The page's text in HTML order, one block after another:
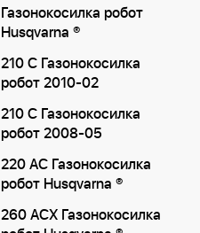
Газонокосилка робот
Husqvarna ®
210 C Газонокосилка
робот 2010-02
210 C Газонокосилка
робот 2008-05
220 AC Газонокосилка
робот Husqvarna ®
260 ACX Газонокосилка